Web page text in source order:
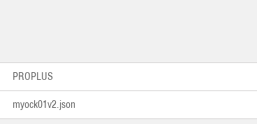
PROPLUS
myock01v2.json